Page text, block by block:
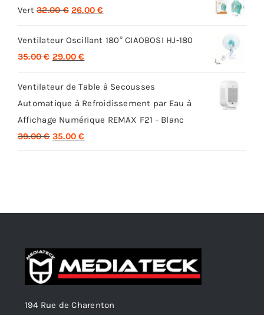
Vert 32.00€ Le
initial
était :
26.00€
actuel
Ventilateur Oscillant 180° CIAOBOSI HJ-180
35.00€ Le
initial
était :
35.00 €.
29.00€
actuel
est :
29.00 €.
Ventilateur de Table à Secousses
Automatique à Refroidissement par Eau à
Affichage Numérique REMAX F21 - Blanc
39.00€ Le
35.00€
194 Rue de Charenton